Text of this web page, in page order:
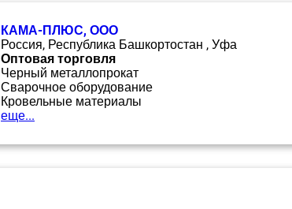
КАМА-ПЛЮС, ООО
Россия, Республика Башкортостан , Уфа
Оптовая торговля
Черный металлопрокат
Сварочное оборудование
Кровельные материалы
еще...